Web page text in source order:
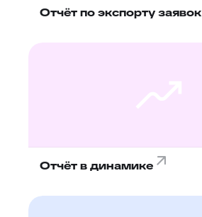
Отчёт по экспорту заявок
Отчёт в динамике